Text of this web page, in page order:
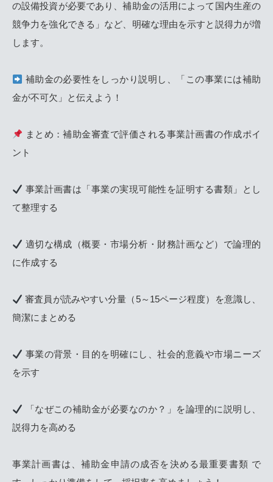
の設備投資が必要であり、補助金の活用によって国内生産の
競争力を強化できる」など、明確な理由を示すと説得力が増
します。
補助金の必要性をしっかり説明し、「この事業には補助
金が不可欠」と伝えよう！
まとめ：補助金審査で評価される事業計画書の作成ポイ
ント
事業計画書は「事業の実現可能性を証明する書類」とし
て整理する
適切な構成（概要・市場分析・財務計画など）で論理的
に作成する
審査員が読みやすい分量（5～15ページ程度）を意識し、
簡潔にまとめる
事業の背景・目的を明確にし、社会的意義や市場ニーズ
を示す
「なぜこの補助金が必要なのか？」を論理的に説明し、
説得力を高める
事業計画書は、補助金申請の成否を決める最重要書類 で